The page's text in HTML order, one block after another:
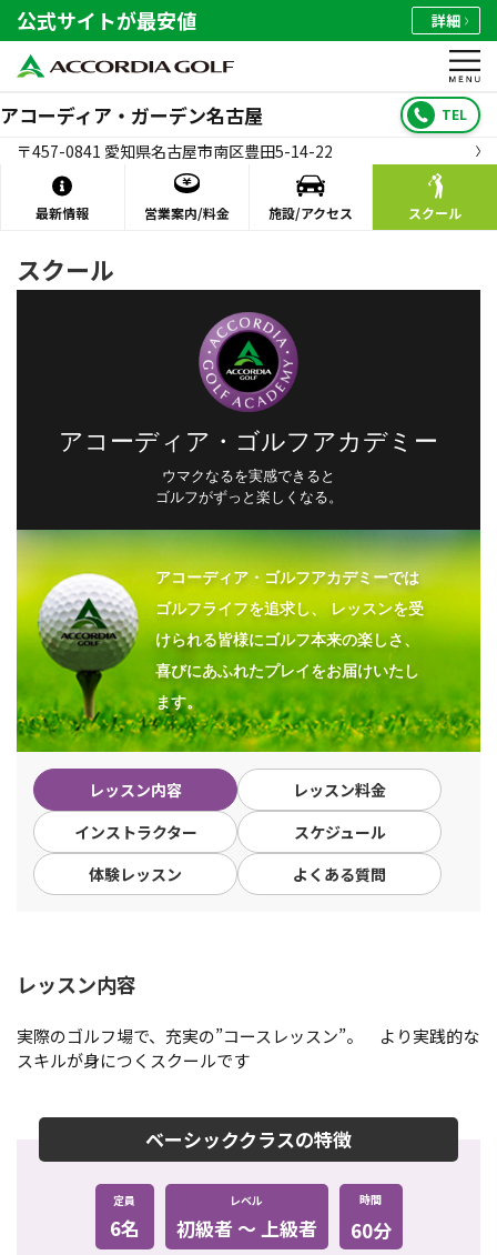
公式サイトが最安値 詳細
アコーディア・ガーデン名古屋 TEL
〒457-0841 愛知県名古屋市南区豊田5-14-22
最新情報 営業案内/料金 施設/アクセス スクール
スクール
アコーディア・ゴルフアカデミー
ウマクなるを実感できると
ゴルフがずっと楽しくなる。
アコーディア・ゴルフアカデミーでは
ゴルフライフを追求し、
レッスンを受
けられる皆様にゴルフ本来の楽しさ、
喜びにあふれたプレイをお届けいたし
ます。
レッスン内容
レッスン料金
インストラクター
スケジュール
体験レッスン
よくある質問
レッスン内容
実際のゴルフ場で、充実の”コースレッスン”。 より実践的な
スキルが身につくスクールです
ベーシッククラスの特徴
定員
6名
レベル
初級者 〜 上級者
時間
60分